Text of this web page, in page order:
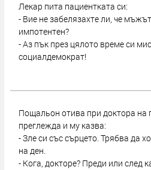
Лекар пита пациентката си:
- Вие не забелязахте ли, че
импотентен?
- Аз пък през цялото време си
социалдемократ!
Пощальон отива при доктора на
преглежда и му казва:
- Зле си със сърцето. Трябва да
на ден.
- Кога, докторе? Преди или след